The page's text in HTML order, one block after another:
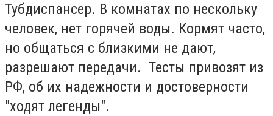
Тубдиспансер. В комнатах по нескольку
человек, нет горячей воды. Кормят часто,
но общаться с близкими не дают,
разрешают передачи. Тесты привозят из
РФ, об их надежности и достоверности
"ходят легенды".